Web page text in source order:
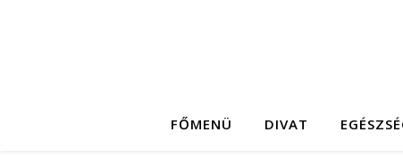
FŐMENÜ DIVAT